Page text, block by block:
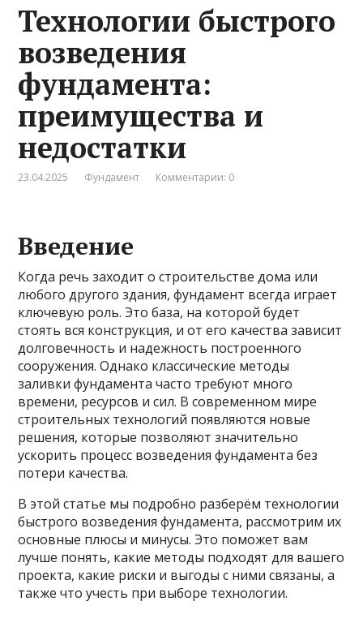
Технологии быстрого
возведения
фундамента:
преимущества и
недостатки
23.04.2025 Фундамент Комментарии: 0
Введение
Когда речь заходит о строительстве дома или
любого другого здания, фундамент всегда играет
ключевую роль. Это база, на которой будет
стоять вся конструкция, и от его качества зависит
долговечность и надежность построенного
сооружения. Однако классические методы
заливки фундамента часто требуют много
времени, ресурсов и сил. В современном мире
строительных технологий появляются новые
решения, которые позволяют значительно
ускорить процесс возведения фундамента без
потери качества.
В этой статье мы подробно разберём технологии
быстрого возведения фундамента, рассмотрим их
основные плюсы и минусы. Это поможет вам
лучше понять, какие методы подходят для вашего
проекта, какие риски и выгоды с ними связаны, а
также что учесть при выборе технологии.